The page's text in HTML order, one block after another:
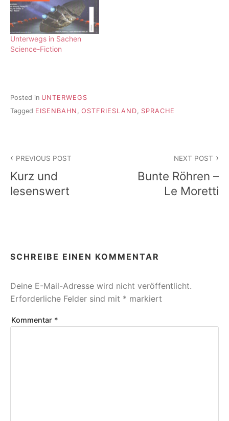
Unterwegs in Sachen
Science-Fiction
Posted in UNTERWEGS
Tagged EISENBAHN , OSTFRIESLAND, SPRACHE
PREVIOUS POST
Kurz und
lesenswert
NEXT POST
Bunte Röhren –
Le Moretti
SCHREIBE EINEN KOMMENTAR
Deine E-Mail-Adresse wird nicht veröffentlicht.
Erforderliche Felder sind mit * markiert
Kommentar *